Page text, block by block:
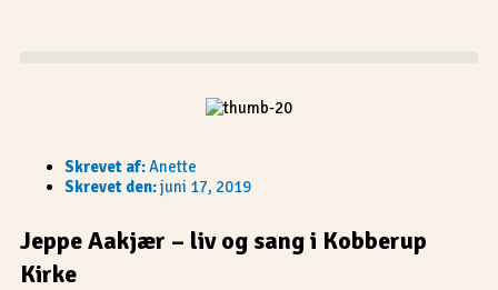
Skrevet af:Anette
Skrevet den:juni 17, 2019
Jeppe Aakjær – liv og sang i Kobberup
Kirke